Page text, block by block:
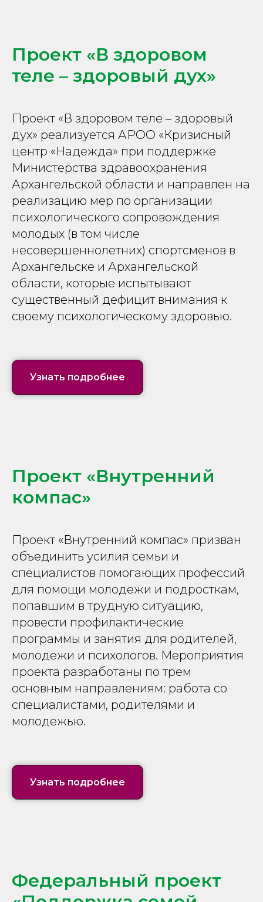
Проект «В здоровом
теле – здоровый дух»
Проект «В здоровом теле – здоровый
дух» реализуется АРОО «Кризисный
центр «Надежда» при поддержке
Министерства здравоохранения
Архангельской области и направлен на
реализацию мер по организации
психологического сопровождения
молодых (в том числе
несовершеннолетних) спортсменов в
Архангельске и Архангельской
области, которые испытывают
существенный дефицит внимания к
своему психологическому здоровью.
Узнать подробнее
Проект «Внутренний
компас»
Проект «Внутренний компас» призван
объединить усилия семьи и
специалистов помогающих профессий
для помощи молодежи и подросткам,
попавшим в трудную ситуацию,
провести профилактические
программы и занятия для родителей,
молодежи и психологов. Мероприятия
проекта разработаны по трем
основным направлениям: работа со
специалистами, родителями и
молодежью.
Узнать подробнее
Федеральный проект